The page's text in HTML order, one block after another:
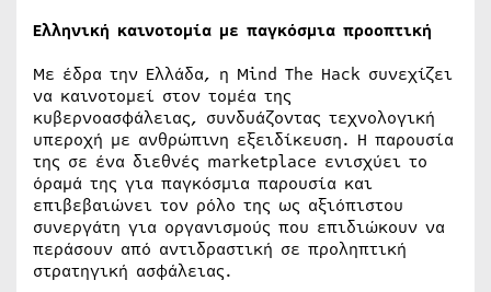
Ελληνική καινοτομία με παγκόσμια προοπτική
Με έδρα την Ελλάδα, η Mind The Hack συνεχίζει
να καινοτομεί στον τομέα της
κυβερνοασφάλειας, συνδυάζοντας τεχνολογική
υπεροχή με ανθρώπινη εξειδίκευση. Η παρουσία
της σε ένα διεθνές marketplace ενισχύει το
όραμά της για παγκόσμια παρουσία και
επιβεβαιώνει τον ρόλο της ως αξιόπιστου
συνεργάτη για οργανισμούς που επιδιώκουν να
περάσουν από αντιδραστική σε προληπτική
στρατηγική ασφάλειας.